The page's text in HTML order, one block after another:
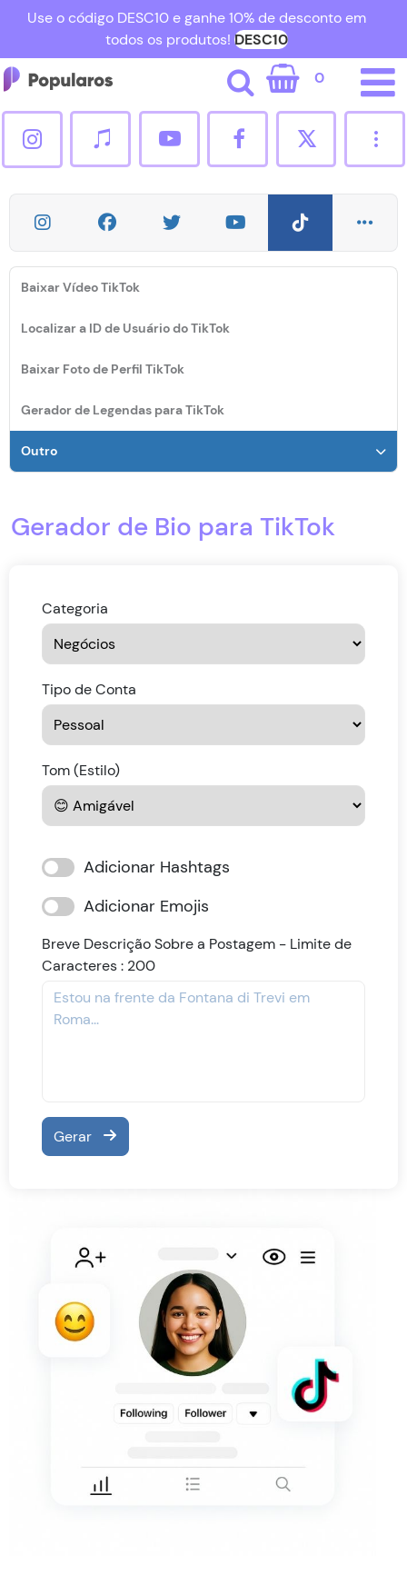
Use o código DESC10 e ganhe 10% de desconto em
todos os produtos! DESC10
0
+55 11 5026 2937
[email protected]
Cadastrar
Curtidas Instagram
Seguidores TikTok
Baixar Vídeo TikTok
Localizar a ID de Usuário do TikTok
Baixar Foto de Perfil TikTok
Gerador de Legendas para TikTok
Outro
Gerador de Bio para TikTok
Categoria
Tipo de Conta
Tom (Estilo)
Adicionar Hashtags
Adicionar Emojis
Breve Descrição Sobre a Postagem - Limite de
Caracteres : 200
Gerar